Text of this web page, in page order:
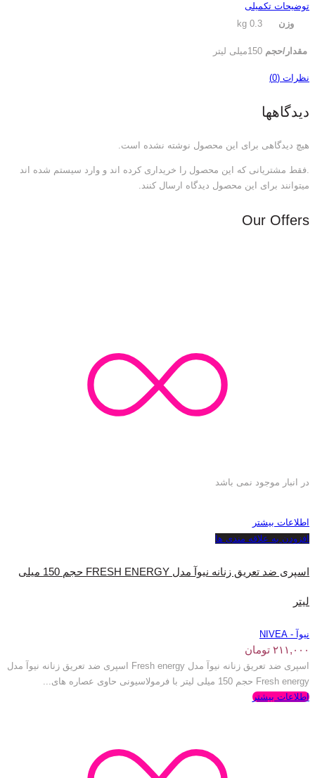
توضیحات تکمیلی
وزن
0.3 kg
مقدار/حجم 150میلی لیتر
نظرات (0)
دیدگاهها
هیچ دیدگاهی برای این محصول نوشته نشده است.
.فقط مشتریانی که این محصول را خریداری کرده اند و وارد سیستم شده اند
میتوانند برای این محصول دیدگاه ارسال کنند.
Our Offers
در انبار موجود نمی باشد
اطلاعات بیشتر
افزودن به علاقه مندی ها
اسپری ضد تعریق زنانه نیوآ مدل FRESH ENERGY حجم 150 میلی
لیتر
نیوآ - NIVEA
۲۱۱,۰۰۰ تومان
اسپری ضد تعریق زنانه نیوآ مدل Fresh energy اسپری ضد تعریق زنانه نیوآ مدل
Fresh energy حجم 150 میلی لیتر با فرمولاسیونی حاوی عصاره های...
اطلاعات بیشتر